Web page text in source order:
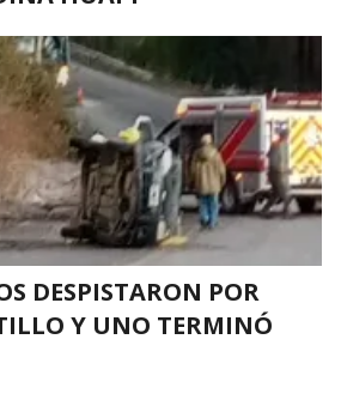
DESPISTARON POR
Y UNO TERMINÓ